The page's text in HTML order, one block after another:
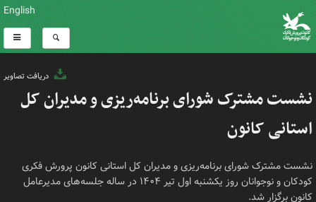
English
دریافت تصاویر
نشست مشترک شورای برنامه‌ریزی و مدیران کل
استانی کانون
نشست مشترک شورای برنامه‌ریزی و مدیران کل استانی کانون پرورش فکری
کودکان و نوجوانان روز یکشنبه اول تیر ۱۴۰۴ در ساله جلسه‌های مدیرعامل
کانون برگزار شد.